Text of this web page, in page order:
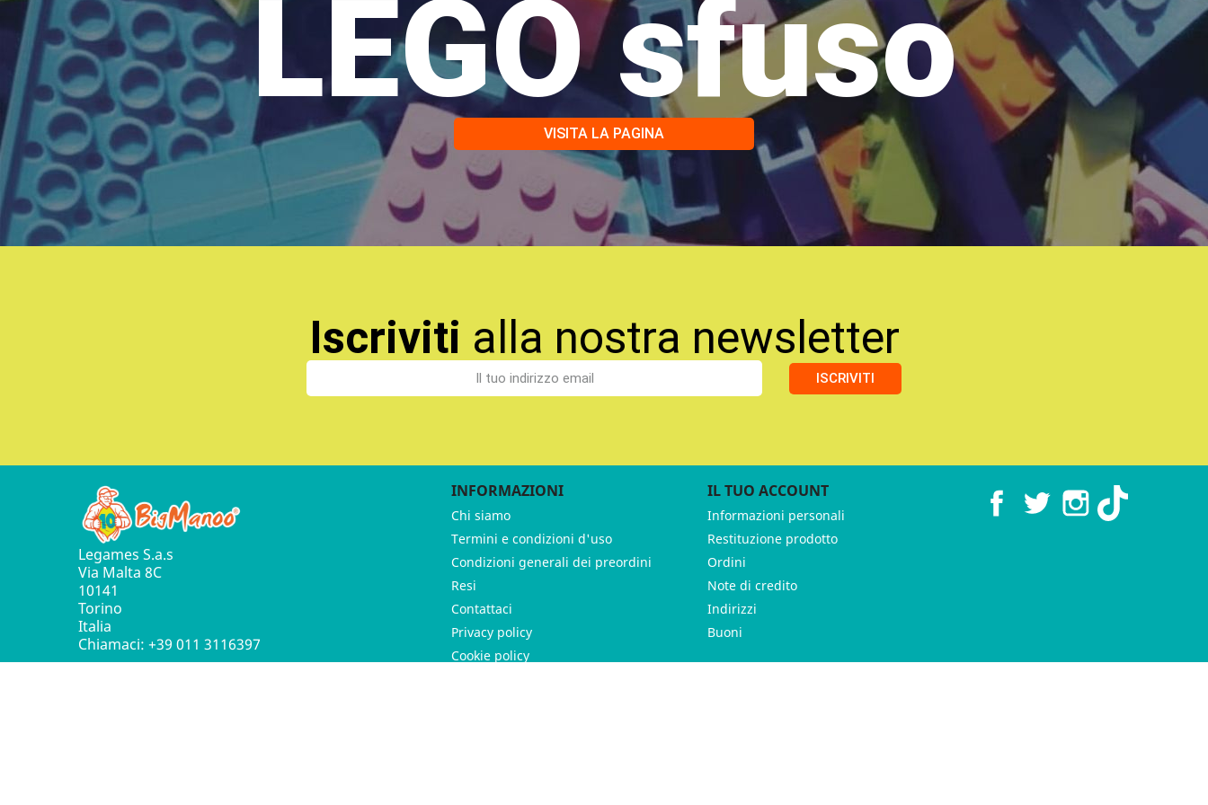
LEGO sfuso
VISITA LA PAGINA
Iscriviti alla nostra newsletter
ISCRIVITI
Legames S.a.s
Via Malta 8C
10141
Torino
Italia
Chiamaci: +39 011 3116397
INFORMAZIONI
Chi siamo
Termini e condizioni d'uso
Condizioni generali dei preordini
Resi
Contattaci
Privacy policy
Cookie policy
IL TUO ACCOUNT
Informazioni personali
Restituzione prodotto
Ordini
Note di credito
Indirizzi
Buoni
FacebookTwitter Instagram